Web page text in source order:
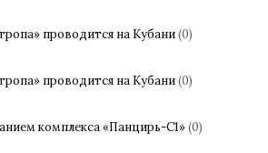
проводится на Кубани(0)
проводится на Кубани(0)
комплекса «Панцирь-С1»(0)